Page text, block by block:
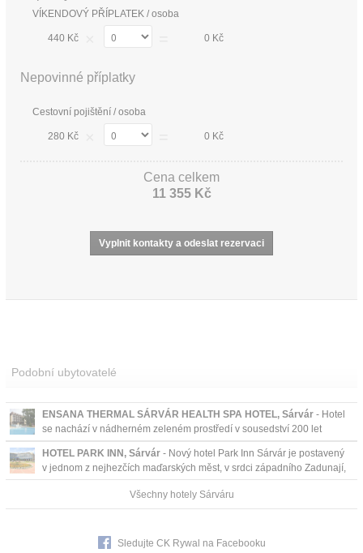
VÍKENDOVÝ PŘÍPLATEK / osoba
440 Kč 0 Kč
Nepovinné příplatky
Cestovní pojištění / osoba
280 Kč 0 Kč
Cena celkem
11 355 Kč
Podobní ubytovatelé
ENSANA THERMAL SÁRVÁR HEALTH SPA HOTEL, Sárvár - Hotel
se nachází v nádherném zeleném prostředí v sousedství 200 let
starého arboreta Sárvár přístupného přímo z hotelové zahrady. ...
HOTEL PARK INN, Sárvár - Nový hotel Park Inn Sárvár je postavený
v jednom z nejhezčích maďarských měst, v srdci západního Zadunají,
světoznámé oblasti termálníc...
Všechny hotely Sárváru
Sledujte CK Rywal na Facebooku